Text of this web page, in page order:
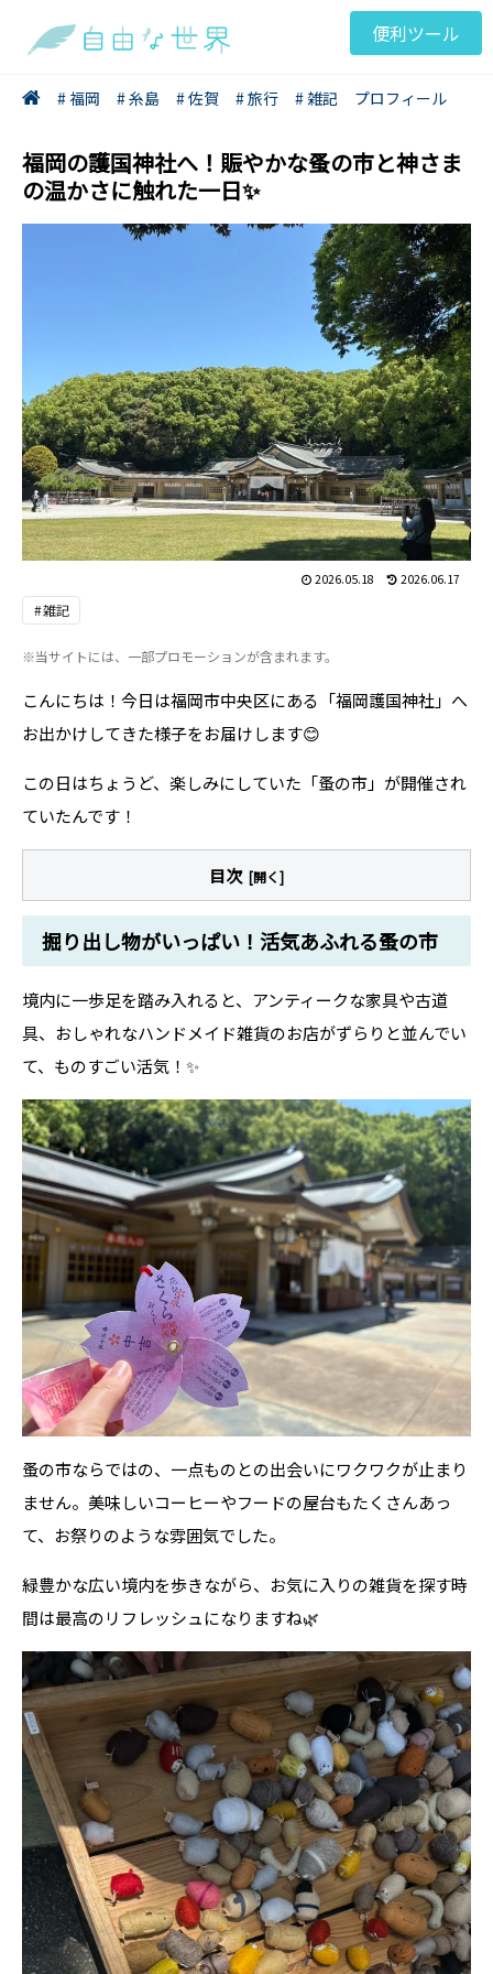
便利ツール
# 福岡 # 糸島 # 佐賀 # 旅行 # 雑記 プロフィール
福岡の護国神社へ！賑やかな蚤の市と神さま
の温かさに触れた一日✨
2026.05.18 2026.06.17
雑記
※当サイトには、一部プロモーションが含まれます。
こんにちは！今日は福岡市中央区にある「福岡護国神社」へ
お出かけしてきた様子をお届けします😊
この日はちょうど、楽しみにしていた「蚤の市」が開催され
ていたんです！
目次
掘り出し物がいっぱい！活気あふれる蚤の市
境内に一歩足を踏み入れると、アンティークな家具や古道
具、おしゃれなハンドメイド雑貨のお店がずらりと並んでい
て、ものすごい活気！✨
蚤の市ならではの、一点ものとの出会いにワクワクが止まり
ません。美味しいコーヒーやフードの屋台もたくさんあっ
て、お祭りのような雰囲気でした。
緑豊かな広い境内を歩きながら、お気に入りの雑貨を探す時
間は最高のリフレッシュになりますね🌿